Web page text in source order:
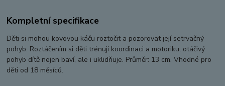
Kompletní specifikace
Děti si mohou kovovou káču roztočit a pozorovat její setrvačný
pohyb. Roztáčením si děti trénují koordinaci a motoriku, otáčivý
pohyb dítě nejen baví, ale i uklidňuje. Průměr: 13 cm. Vhodné pro
děti od 18 měsíců.